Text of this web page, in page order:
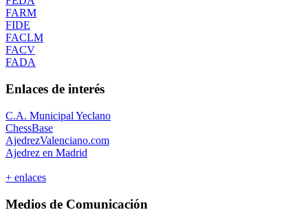
FARM
FIDE
FACLM
FACV
FADA
Enlaces de interés
C.A. Municipal Yeclano
ChessBase
AjedrezValenciano.com
Ajedrez en Madrid
+ enlaces
Medios de Comunicación